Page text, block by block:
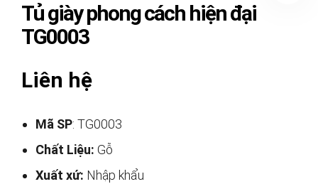
Tủ giày phong cách hiện đại
TG0003
Liên hệ
Mã SP: TG0003
Chất Liệu: Gỗ
Xuất xứ: Nhập khẩu